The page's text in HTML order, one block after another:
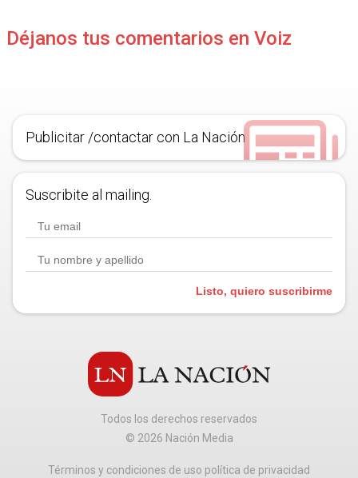
Déjanos tus comentarios en Voiz
Publicitar /contactar con La Nación
Suscribite al mailing.
Listo, quiero suscribirme
Todos los derechos reservados
© 2026 Nación Media
Términos y condiciones de uso política de privacidad